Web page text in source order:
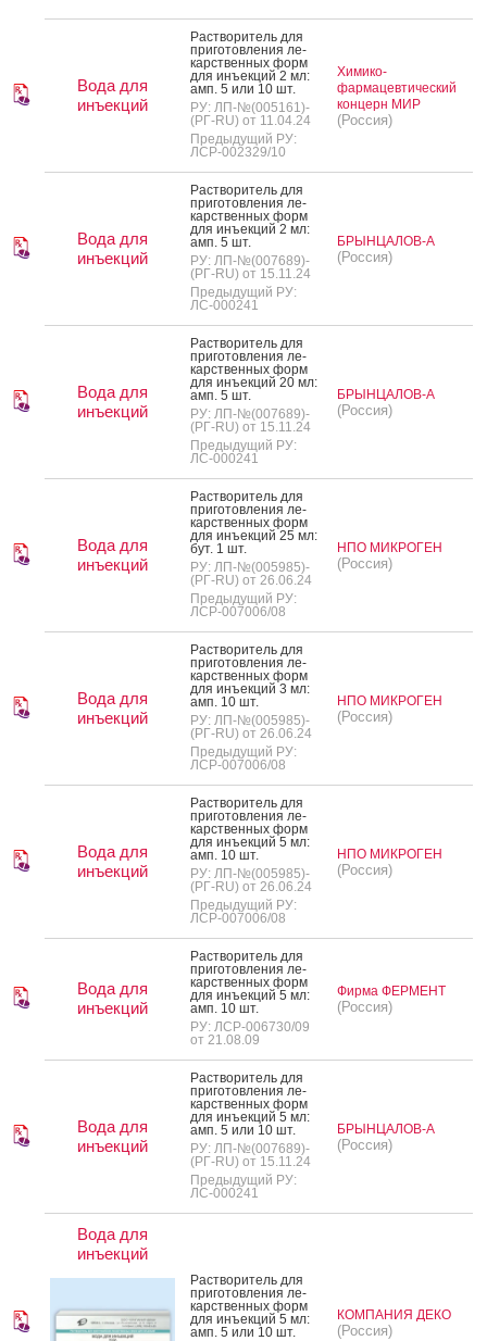
Вода для
инъекций
Рас­тво­ритель для
при­готов­ле­ния ле­
карс­твен­ных форм
для инъ­ек­ций 2 мл:
амп. 5 или 10 шт.
РУ: ЛП-№(005161)-
(РГ-RU) от 11.04.24
Предыдущий РУ:
ЛСР-002329/10
Химико-
фармацевтический
концерн МИР
(Россия)
Вода для
инъекций
Рас­тво­ритель для
при­готов­ле­ния ле­
карс­твен­ных форм
для инъ­ек­ций 2 мл:
амп. 5 шт.
РУ: ЛП-№(007689)-
(РГ-RU) от 15.11.24
Предыдущий РУ:
ЛС-000241
БРЫНЦАЛОВ-А
(Россия)
Вода для
инъекций
Рас­тво­ритель для
при­готов­ле­ния ле­
карс­твен­ных форм
для инъ­ек­ций 20 мл:
амп. 5 шт.
РУ: ЛП-№(007689)-
(РГ-RU) от 15.11.24
Предыдущий РУ:
ЛС-000241
БРЫНЦАЛОВ-А
(Россия)
Вода для
инъекций
Рас­тво­ритель для
при­готов­ле­ния ле­
карс­твен­ных форм
для инъ­ек­ций 25 мл:
бут. 1 шт.
РУ: ЛП-№(005985)-
(РГ-RU) от 26.06.24
Предыдущий РУ:
ЛСР-007006/08
НПО МИКРОГЕН
(Россия)
Вода для
инъекций
Рас­тво­ритель для
при­готов­ле­ния ле­
карс­твен­ных форм
для инъ­ек­ций 3 мл:
амп. 10 шт.
РУ: ЛП-№(005985)-
(РГ-RU) от 26.06.24
Предыдущий РУ:
ЛСР-007006/08
НПО МИКРОГЕН
(Россия)
Вода для
инъекций
Рас­тво­ритель для
при­готов­ле­ния ле­
карс­твен­ных форм
для инъ­ек­ций 5 мл:
амп. 10 шт.
РУ: ЛП-№(005985)-
(РГ-RU) от 26.06.24
Предыдущий РУ:
ЛСР-007006/08
НПО МИКРОГЕН
(Россия)
Вода для
инъекций
Рас­тво­ритель для
при­готов­ле­ния ле­
карс­твен­ных форм
для инъ­ек­ций 5 мл:
амп. 10 шт.
РУ: ЛСР-006730/09
от 21.08.09
Фирма ФЕРМЕНТ
(Россия)
Вода для
инъекций
Рас­тво­ритель для
при­готов­ле­ния ле­
карс­твен­ных форм
для инъ­ек­ций 5 мл:
амп. 5 или 10 шт.
РУ: ЛП-№(007689)-
(РГ-RU) от 15.11.24
Предыдущий РУ:
ЛС-000241
БРЫНЦАЛОВ-А
(Россия)
Вода для
инъекций
Рас­тво­ритель для
при­готов­ле­ния ле­
карс­твен­ных форм
для инъ­ек­ций 5 мл:
амп. 5 или 10 шт.
КОМПАНИЯ ДЕКО
(Россия)